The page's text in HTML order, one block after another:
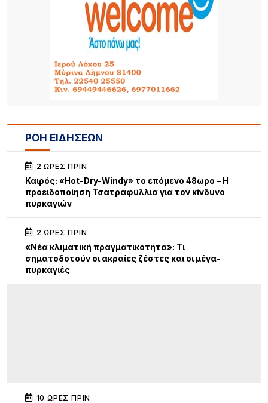
ΡΟΗ ΕΙΔΗΣΕΩΝ
2 ΏΡΕΣ ΠΡΙΝ
Καιρός: «Hot-Dry-Windy» το επόμενο 48ωρο – Η
προειδοποίηση Τσατραφύλλια για τον κίνδυνο
πυρκαγιών
2 ΏΡΕΣ ΠΡΙΝ
«Νέα κλιματική πραγματικότητα»: Τι
σηματοδοτούν οι ακραίες ζέστες και οι μέγα-
πυρκαγιές
10 ΏΡΕΣ ΠΡΙΝ